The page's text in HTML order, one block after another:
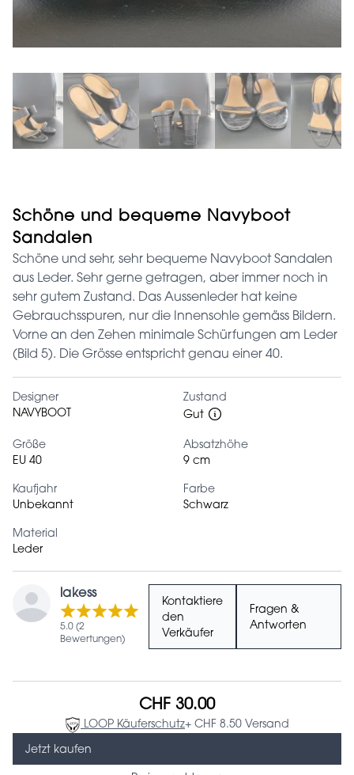
Schöne und bequeme Navyboot
Sandalen
Schöne und sehr, sehr bequeme Navyboot Sandalen
aus Leder. Sehr gerne getragen, aber immer noch in
sehr gutem Zustand. Das Aussenleder hat keine
Gebrauchsspuren, nur die Innensohle gemäss Bildern.
Vorne an den Zehen minimale Schürfungen am Leder
(Bild 5). Die Grösse entspricht genau einer 40.
Designer
NAVYBOOT
Zustand
Gut
Größe
EU 40
Absatzhöhe
9 cm
Kaufjahr
Unbekannt
Farbe
Schwarz
Material
Leder
lakess
5.0 (2
Bewertungen)
Kontaktiere
den
Verkäufer
Fragen &
Antworten
CHF 30.00
LOOP Käuferschutz+ CHF 8.50 Versand
Jetzt kaufen